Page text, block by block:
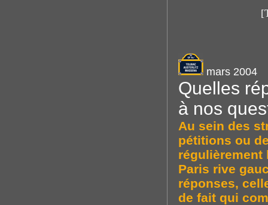
mars 2004
Quelles
à nos
Au sein des
pétitions ou
régulièrement
Paris rive
réponses,
de fait qui